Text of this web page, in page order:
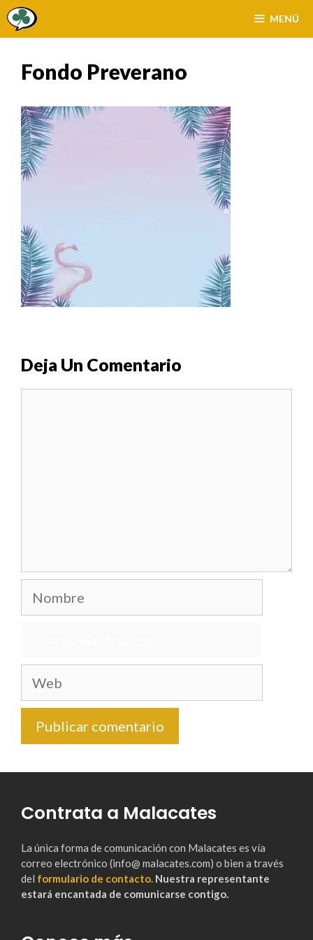
Saltar
MENÚ
Fondo Preverano
Deja Un Comentario
Nombre
Web
Contrata a Malacates
La única forma de comunicación con Malacates es vía
correo electrónico (info@ malacates.com) o bien a través
del formulario de contacto. Nuestra representante
estará encantada de comunicarse contigo.